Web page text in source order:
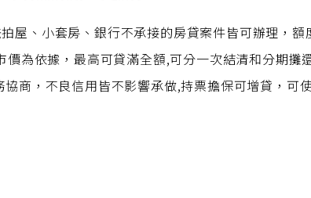
屋、小套房、銀行不承接的房貸案件皆可辦理，
為依據，最高可貸滿全額,可分一次結清和分期攤
商，不良信用皆不影響承做,持票擔保可增貸，可